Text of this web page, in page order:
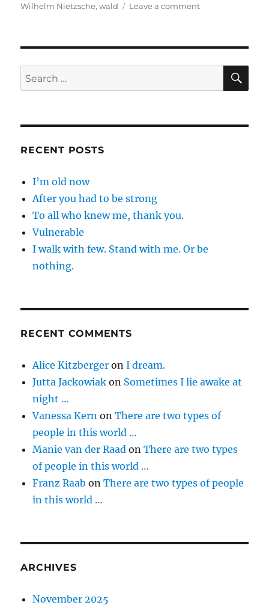
on
Wilhelm Nietzsche,wald Leave a commenton
Search
for:
RECENT POSTS
I’m old now
After you had to be strong
To all who knew me, thank you.
Vulnerable
I walk with few. Stand with me. Or be
nothing.
RECENT COMMENTS
Alice Kitzberger onI dream.
Jutta Jackowiak on Sometimes I lie awake at
night …
Vanessa Kern onThere are two types of
people in this world …
Manie van der Raad onThere are two types
of people in this world …
Franz Raab onThere are two types of people
in this world …
ARCHIVES
November 2025